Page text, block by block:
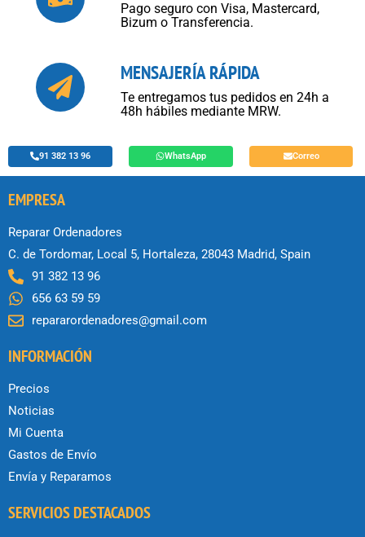
Pago seguro con Visa, Mastercard,
Bizum o Transferencia.
MENSAJERÍA RÁPIDA
Te entregamos tus pedidos en 24h a
48h hábiles mediante MRW.
91 382 13 96 WhatsApp Correo
EMPRESA
Reparar Ordenadores
C. de Tordomar, Local 5, Hortaleza, 28043 Madrid, Spain
91 382 13 96
656 63 59 59
repararordenadores@gmail.com
INFORMACIÓN
Precios
Noticias
Mi Cuenta
Gastos de Envío
Envía y Reparamos
SERVICIOS DESTACADOS